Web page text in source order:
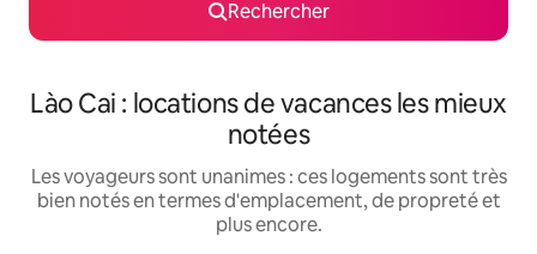
Rechercher
Lào Cai : locations de vacances les mieux
notées
Les voyageurs sont unanimes : ces logements sont très
bien notés en termes d'emplacement, de propreté et
plus encore.